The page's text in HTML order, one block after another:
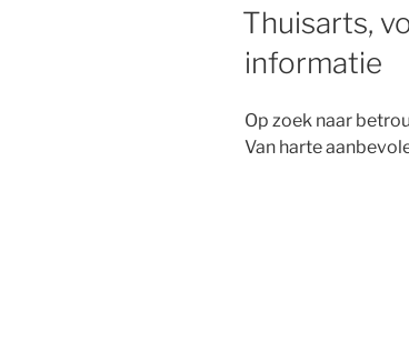
OP
Thuisarts,
informatie
Op zoek naar
Van harte